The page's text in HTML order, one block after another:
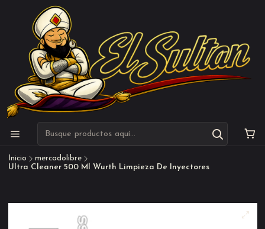
Inicio
mercadolibre
Ultra Cleaner 500 Ml Wurth Limpieza De Inyectores